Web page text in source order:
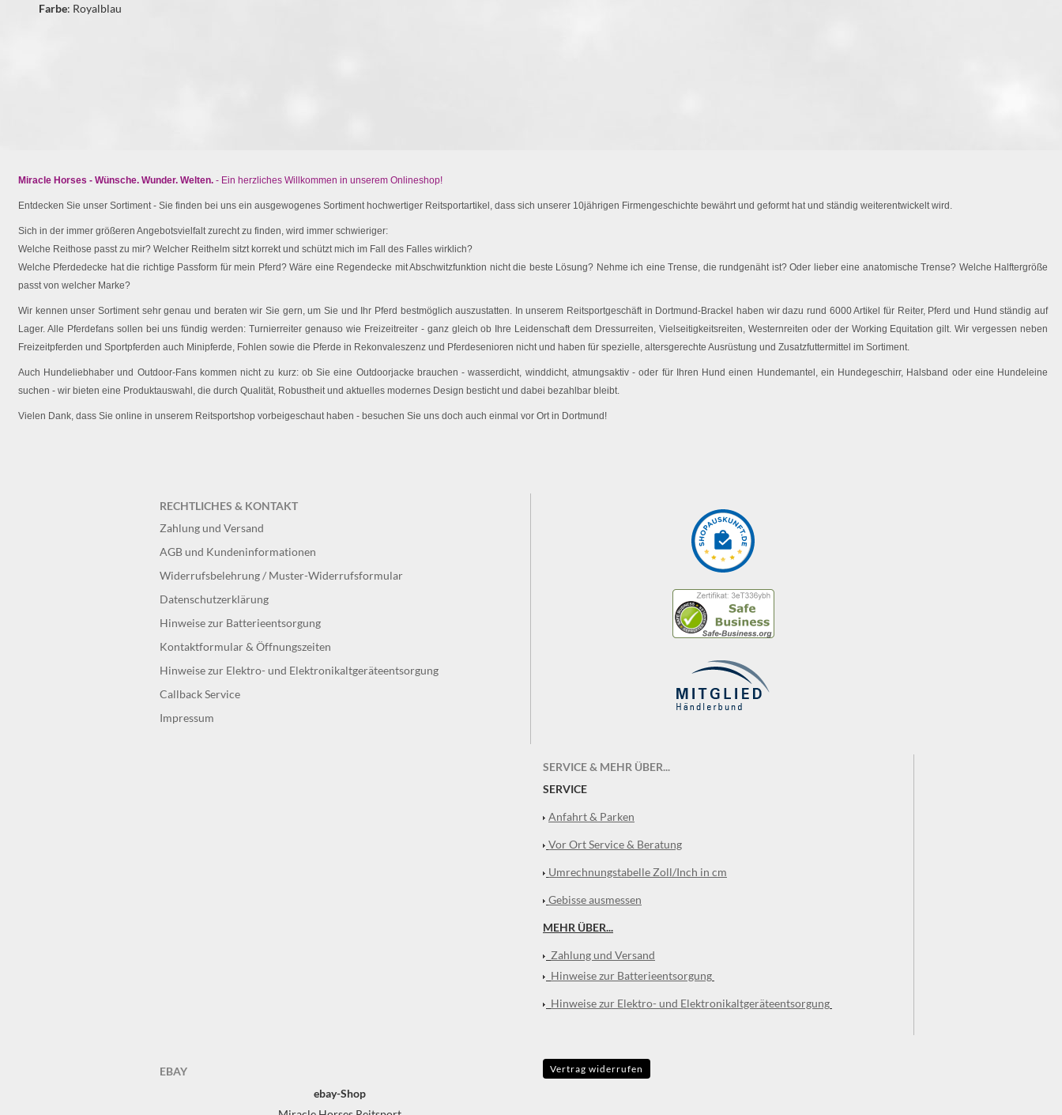
Farbe: Royalblau
Miracle Horses - Wünsche. Wunder. Welten. - Ein herzliches Willkommen in unserem Onlineshop!
Entdecken Sie unser Sortiment - Sie finden bei uns ein ausgewogenes Sortiment hochwertiger Reitsportartikel, dass sich unserer 10jährigen Firmengeschichte bewährt und geformt hat und ständig weiterentwickelt wird.
Sich in der immer größeren Angebotsvielfalt zurecht zu finden, wird immer schwieriger:
Welche Reithose passt zu mir? Welcher Reithelm sitzt korrekt und schützt mich im Fall des Falles wirklich?
Welche Pferdedecke hat die richtige Passform für mein Pferd? Wäre eine Regendecke mit Abschwitzfunktion nicht die beste Lösung? Nehme ich eine Trense, die rundgenäht ist? Oder lieber eine anatomische Trense? Welche Halftergröße
passt von welcher Marke?
Wir kennen unser Sortiment sehr genau und beraten wir Sie gern, um Sie und Ihr Pferd bestmöglich auszustatten. In unserem Reitsportgeschäft in Dortmund-Brackel haben wir dazu rund 6000 Artikel für Reiter, Pferd und Hund ständig auf
Lager. Alle Pferdefans sollen bei uns fündig werden: Turnierreiter genauso wie Freizeitreiter - ganz gleich ob Ihre Leidenschaft dem Dressurreiten, Vielseitigkeitsreiten, Westernreiten oder der Working Equitation gilt. Wir vergessen neben
Freizeitpferden und Sportpferden auch Minipferde, Fohlen sowie die Pferde in Rekonvaleszenz und Pferdesenioren nicht und haben für spezielle, altersgerechte Ausrüstung und Zusatzfuttermittel im Sortiment.
Auch Hundeliebhaber und Outdoor-Fans kommen nicht zu kurz: ob Sie eine Outdoorjacke brauchen - wasserdicht, winddicht, atmungsaktiv - oder für Ihren Hund einen Hundemantel, ein Hundegeschirr, Halsband oder eine Hundeleine
suchen - wir bieten eine Produktauswahl, die durch Qualität, Robustheit und aktuelles modernes Design besticht und dabei bezahlbar bleibt.
Vielen Dank, dass Sie online in unserem Reitsportshop vorbeigeschaut haben - besuchen Sie uns doch auch einmal vor Ort in Dortmund!
RECHTLICHES & KONTAKT
Zahlung und Versand
AGB und Kundeninformationen
Widerrufsbelehrung / Muster-Widerrufsformular
Datenschutzerklärung
Hinweise zur Batterieentsorgung
Kontaktformular & Öffnungszeiten
Hinweise zur Elektro- und Elektronikaltgeräteentsorgung
Callback Service
Impressum
SERVICE & MEHR ÜBER...
SERVICE
Anfahrt & Parken
Vor Ort Service & Beratung
Umrechnungstabelle Zoll/Inch in cm
Gebisse ausmessen
MEHR ÜBER...
Zahlung und Versand
Hinweise zur Batterieentsorgung
Hinweise zur Elektro- und Elektronikaltgeräteentsorgung
EBAY
ebay-Shop
Vertrag widerrufen